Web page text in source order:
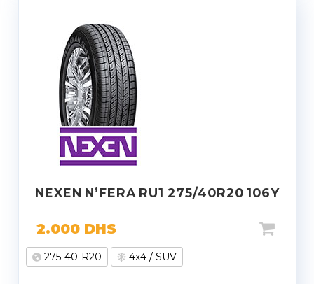
NEXEN N’FERA RU1 275/40R20 106Y
2.000 DHS
275-40-R20 4x4 / SUV